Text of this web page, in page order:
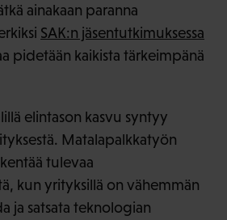
ainakaan paranna
SAK:n jäsentutkimuksessa
pidetään kaikista tärkeimpänä
elintason kasvu syntyy
Matalapalkkatyön
tulevaa
kun yrityksillä on vähemmän
ja satsata teknologian